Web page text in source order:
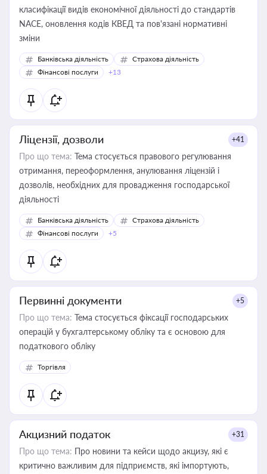
класифікації видів економічної діяльності до стандартів
NACE, оновлення кодів КВЕД та пов'язані нормативні
зміни
Банківська діяльність
Страхова діяльність
Фінансові послуги
+13
Ліцензії, дозволи +41
Про що тема: Тема стосується правового регулювання
отримання, переоформлення, анулювання ліцензій і
дозволів, необхідних для провадження господарської
діяльності
Банківська діяльність
Страхова діяльність
Фінансові послуги
+5
Первинні документи +5
Про що тема: Тема стосується фіксації господарських
операцій у бухгалтерському обліку та є основою для
податкового обліку
Торгівля
Акцизний податок +31
Про що тема: Про новини та кейси щодо акцизу, які є
критично важливим для підприємств, які імпортують,